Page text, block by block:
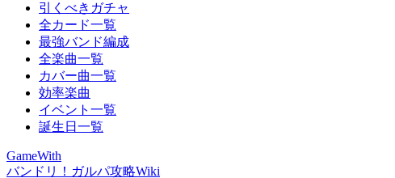
引くべきガチャ
全カード一覧
最強バンド編成
全楽曲一覧
カバー曲一覧
効率楽曲
イベント一覧
誕生日一覧
GameWith
バンドリ！ガルパ攻略Wiki